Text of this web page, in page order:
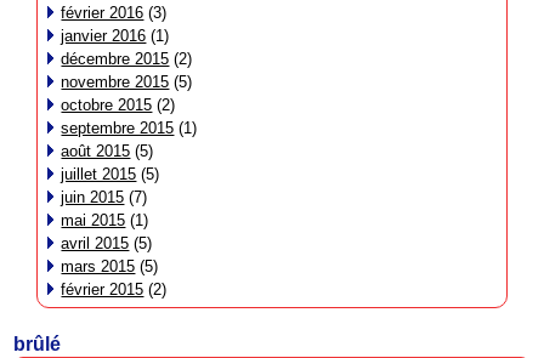
février 2016 (3)
janvier 2016 (1)
décembre 2015 (2)
novembre 2015 (5)
octobre 2015 (2)
septembre 2015 (1)
août 2015 (5)
juillet 2015 (5)
juin 2015 (7)
mai 2015 (1)
avril 2015 (5)
mars 2015 (5)
février 2015 (2)
brûlé